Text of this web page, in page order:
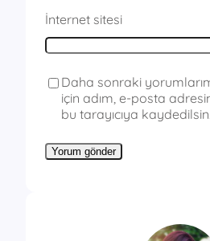
İnternet sitesi
Daha sonraki
için adım, e-posta
bu tarayıcıya kaydedilsin.